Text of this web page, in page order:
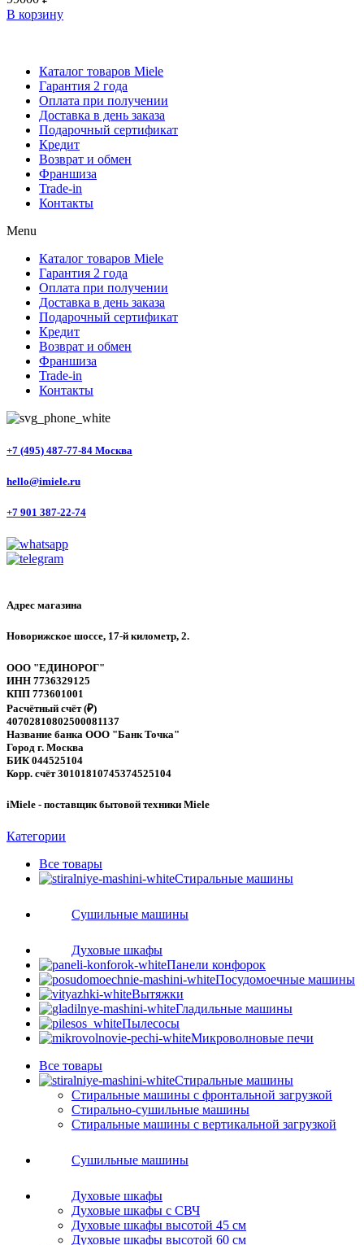
В корзину
Каталог товаров Miele
Гарантия 2 года
Оплата при получении
Доставка в день заказа
Подарочный сертификат
Кредит
Возврат и обмен
Франшиза
Trade-in
Контакты
Menu
Каталог товаров Miele
Гарантия 2 года
Оплата при получении
Доставка в день заказа
Подарочный сертификат
Кредит
Возврат и обмен
Франшиза
Trade-in
Контакты
+7 (495) 487-77-84 Москва
hello@imiele.ru
+7 901 387-22-74
Адрес магазина
Новорижское шоссе, 17-й километр, 2.
ООО "ЕДИНОРОГ"
ИНН 7736329125
КПП 773601001
Расчётный счёт (₽)
40702810802500081137
Название банка ООО "Банк Точка"
Город г. Москва
БИК 044525104
Корр. счёт 30101810745374525104
iMiele - поставщик бытовой техники Miele
Категории
Все товары
Стиральные машины
Сушильные машины
Духовые шкафы
Панели конфорок
Посудомоечные машины
Вытяжки
Гладильные машины
Пылесосы
Микроволновые печи
Все товары
Стиральные машины
Стиральные машины с фронтальной загрузкой
Стирально-сушильные машины
Стиральные машины с вертикальной загрузкой
Сушильные машины
Духовые шкафы
Духовые шкафы с СВЧ
Духовые шкафы высотой 45 см
Духовые шкафы высотой 60 см